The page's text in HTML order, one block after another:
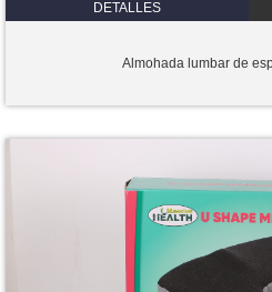
DETALLES
Almohada lumbar de